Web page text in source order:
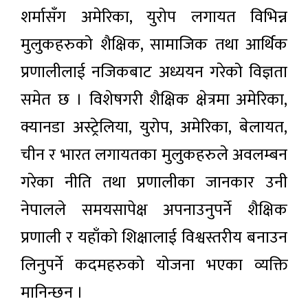
शर्मासँग अमेरिका, युरोप लगायत विभिन्न
मुलुकहरुको शैक्षिक, सामाजिक तथा आर्थिक
प्रणालीलाई नजिकबाट अध्ययन गरेको विज्ञता
समेत छ । विशेषगरी शैक्षिक क्षेत्रमा अमेरिका,
क्यानडा अस्ट्रेलिया, युरोप, अमेरिका, बेलायत,
चीन र भारत लगायतका मुलुकहरुले अवलम्बन
गरेका नीति तथा प्रणालीका जानकार उनी
नेपालले समयसापेक्ष अपनाउनुपर्ने शैक्षिक
प्रणाली र यहाँको शिक्षालाई विश्वस्तरीय बनाउन
लिनुपर्ने कदमहरुको योजना भएका व्यक्ति
मानिन्छन ।